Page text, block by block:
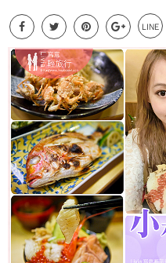
LINE